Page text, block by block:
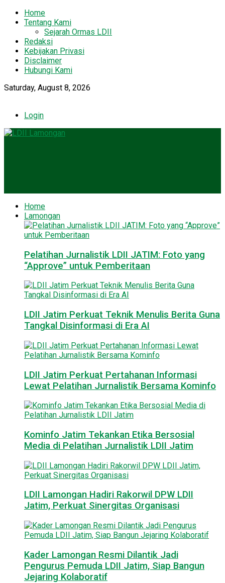
Home
Tentang Kami
Sejarah Ormas LDII
Redaksi
Kebijakan Privasi
Disclaimer
Hubungi Kami
Saturday, August 8, 2026
Login
Home
Lamongan
Pelatihan Jurnalistik LDII JATIM: Foto yang
“Approve” untuk Pemberitaan
LDII Jatim Perkuat Teknik Menulis Berita Guna
Tangkal Disinformasi di Era AI
LDII Jatim Perkuat Pertahanan Informasi
Lewat Pelatihan Jurnalistik Bersama Kominfo
Kominfo Jatim Tekankan Etika Bersosial
Media di Pelatihan Jurnalistik LDII Jatim
LDII Lamongan Hadiri Rakorwil DPW LDII
Jatim, Perkuat Sinergitas Organisasi
Kader Lamongan Resmi Dilantik Jadi
Pengurus Pemuda LDII Jatim, Siap Bangun
Jejaring Kolaboratif